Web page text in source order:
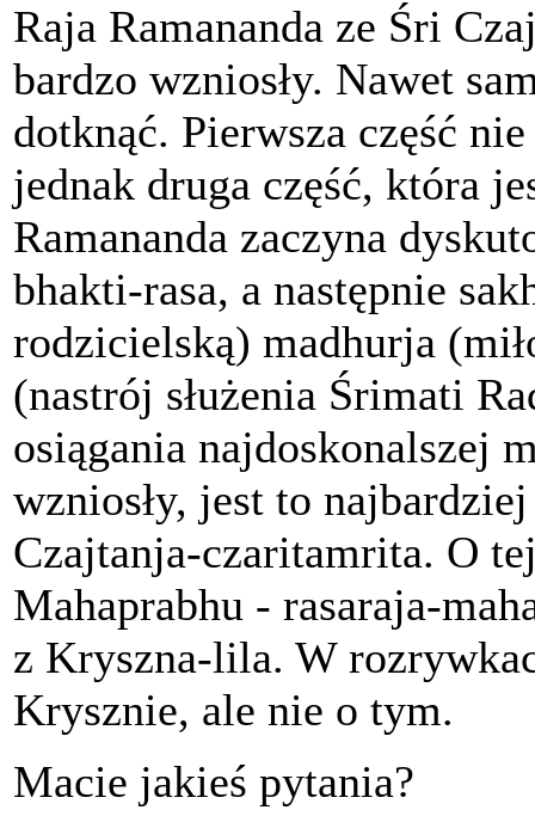
Raja Ramananda ze Śri
bardzo wzniosły. Nawet
dotknąć. Pierwsza część
jednak druga część, która
Ramananda zaczyna
bhakti-rasa, a następnie
rodzicielską) madhurja
(nastrój służenia Śrimati
osiągania najdoskonalszej
wzniosły, jest to
Czajtanja-czaritamrita. O
Mahaprabhu - rasaraja-
z Kryszna-lila. W
Krysznie, ale nie o tym.
Macie jakieś pytania?